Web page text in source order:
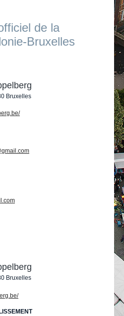
de la
Bruxelles
Bruxelles
Bruxelles